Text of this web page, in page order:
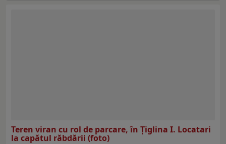
Teren viran cu rol de parcare, în Țiglina I. Locatari
la capătul răbdării (foto)